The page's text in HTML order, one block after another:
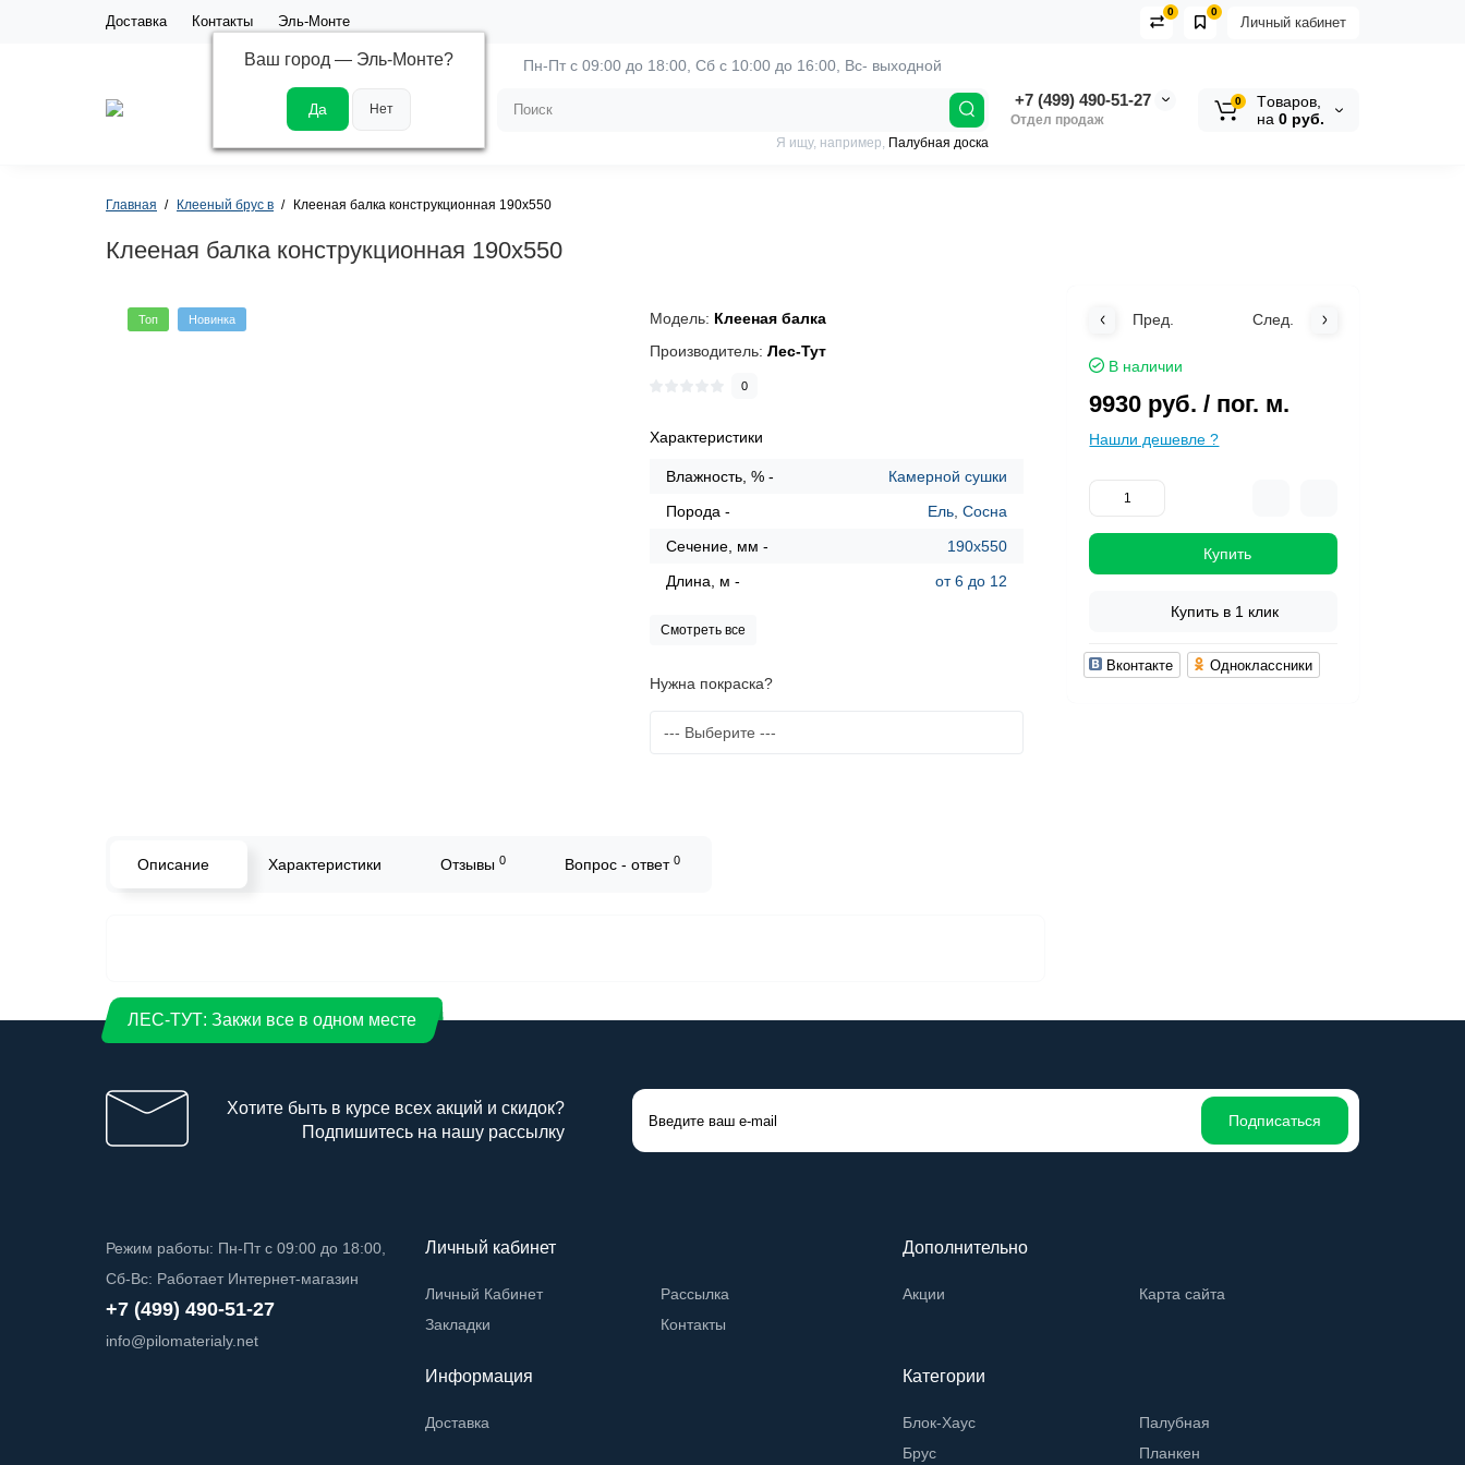
Доставка Контакты Эль-Монте
Ваш город — Эль-Монте?
Личный кабинет
0
0
Каталог
Пн-Пт с 09:00 до 18:00, Сб с 10:00 до 16:00, Вс- выходной
+7 (499) 490-51-27
Отдел продаж
Я ищу, например, Палубная доска
0
Tоваров,
на 0 руб.
Главная Клееный брус в Клееная балка конструкционная 190х550
Клееная балка конструкционная 190х550
Топ Новинка Модель: Клееная балка
Производитель:Лес-Тут
0
Характеристики
Влажность, % -
Камерной сушки
Порода -
Ель ,Сосна
Сечение, мм -
190x550
Длина, м -
от 6 до 12
Смотреть все
Нужна покраска?
Пред. След.
В наличии
9930 руб./ пог. м.
Нашли дешевле ?
Купить
Купить в 1 клик
Вконтакте Одноклассники
Описание Характеристики Отзывы 0 Вопрос - ответ 0
ЛЕС-ТУТ: Закжи все в одном месте
Хотите быть в курсе всех акций и скидок?
Подпишитесь на нашу рассылку
Подписаться
Режим работы: Пн-Пт с 09:00 до 18:00,
Сб-Вс: Работает Интернет-магазин
+7 (499) 490-51-27
info@pilomaterialy.net
Личный кабинет
Личный Кабинет
Закладки
Рассылка
Контакты
Дополнительно
Акции Карта сайта
Информация
Доставка
Категории
Блок-Хаус
Брус
Палубная
Планкен